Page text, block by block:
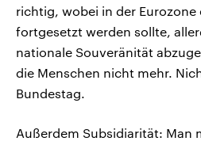
richtig, wobei in der
fortgesetzt werden sollte,
nationale Souveränität
die Menschen nicht mehr.
Bundestag.
Außerdem Subsidiarität: Man